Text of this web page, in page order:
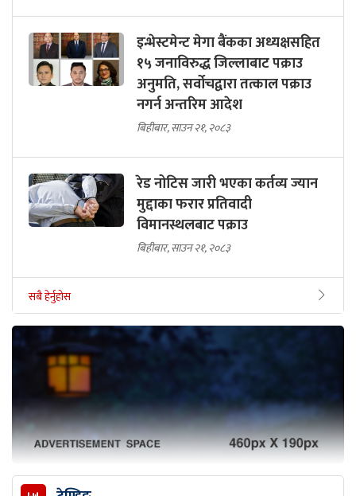
इन्भेस्टमेन्ट मेगा बैंकका अध्यक्षसहित
१५ जनाविरुद्ध जिल्लाबाट पक्राउ
अनुमति, सर्वोचद्वारा तत्काल पक्राउ
नगर्न अन्तरिम आदेश
बिहीबार, साउन २१, २०८३
रेड नोटिस जारी भएका कर्तव्य ज्यान
मुद्दाका फरार प्रतिवादी
विमानस्थलबाट पक्राउ
बिहीबार, साउन २१, २०८३
सबै हेर्नुहोस